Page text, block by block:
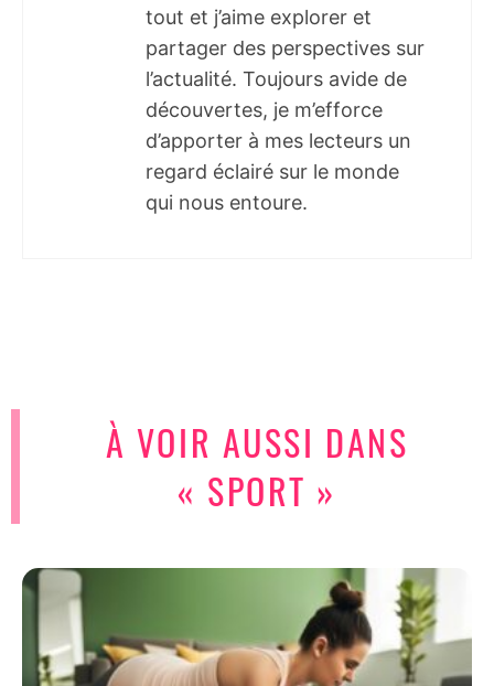
tout et j’aime explorer et
partager des perspectives sur
l’actualité. Toujours avide de
découvertes, je m’efforce
d’apporter à mes lecteurs un
regard éclairé sur le monde
qui nous entoure.
À VOIR AUSSI DANS
« SPORT »